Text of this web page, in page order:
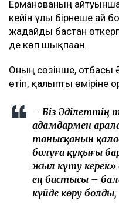
«Жәбірленуші
Әділет Зейнел сұхбат
мәртебесінен бас
– Иә, мен осы
бастаған соң,
бастадым. Енді
келеді. Қазақта
сөз бар ғой. Егер
отбасын құрды,
жатыр» деп
толқынына
қаламаймын, –